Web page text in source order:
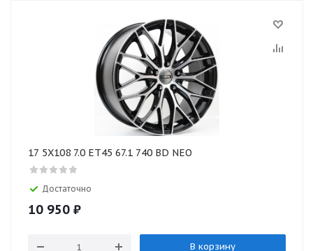
17 5X108 7.0 ET45 67.1 740 BD NEO
Достаточно
10 950 ₽
В корзину